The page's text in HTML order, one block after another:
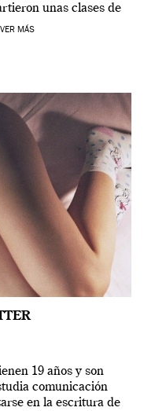
unas clases de
[…]
VER MÁS
19 años y son
comunicación
en la escritura de